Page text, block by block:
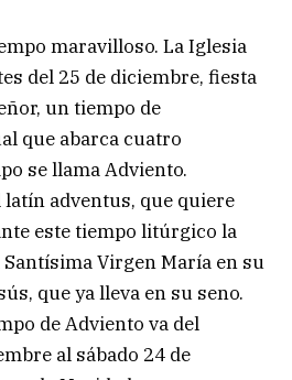
maravilloso. La Iglesia
del 25 de diciembre, fiesta
un tiempo de
que abarca cuatro
se llama Adviento.
adventus, que quiere
este tiempo litúrgico la
Virgen María en su
que ya lleva en su seno.
de Adviento va del
al sábado 24 de